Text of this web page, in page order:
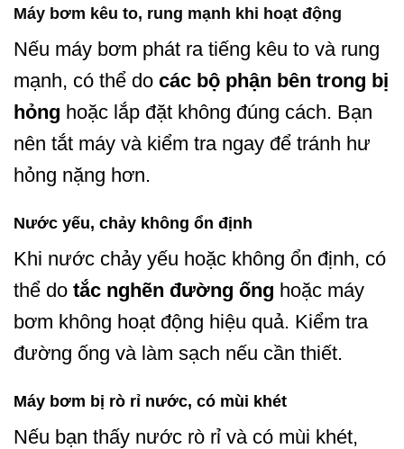
Máy bơm kêu to, rung mạnh khi hoạt động
Nếu máy bơm phát ra tiếng kêu to và rung
mạnh, có thể do các bộ phận bên trong bị
hỏng hoặc lắp đặt không đúng cách. Bạn
nên tắt máy và kiểm tra ngay để tránh hư
hỏng nặng hơn.
Nước yếu, chảy không ổn định
Khi nước chảy yếu hoặc không ổn định, có
thể do tắc nghẽn đường ống hoặc máy
bơm không hoạt động hiệu quả. Kiểm tra
đường ống và làm sạch nếu cần thiết.
Máy bơm bị rò rỉ nước, có mùi khét
Nếu bạn thấy nước rò rỉ và có mùi khét,